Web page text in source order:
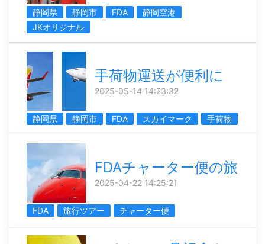
静岡県
静岡市 FDA
静岡空港
JKオリジナル
手荷物運送が便利に
2025-05-14 14:23:32
静岡県 静岡市 FDA スカイマーク 手荷物
FDAチャーター便の旅
2025-04-22 14:25:21
FDA 旅行ツアー チャーター便